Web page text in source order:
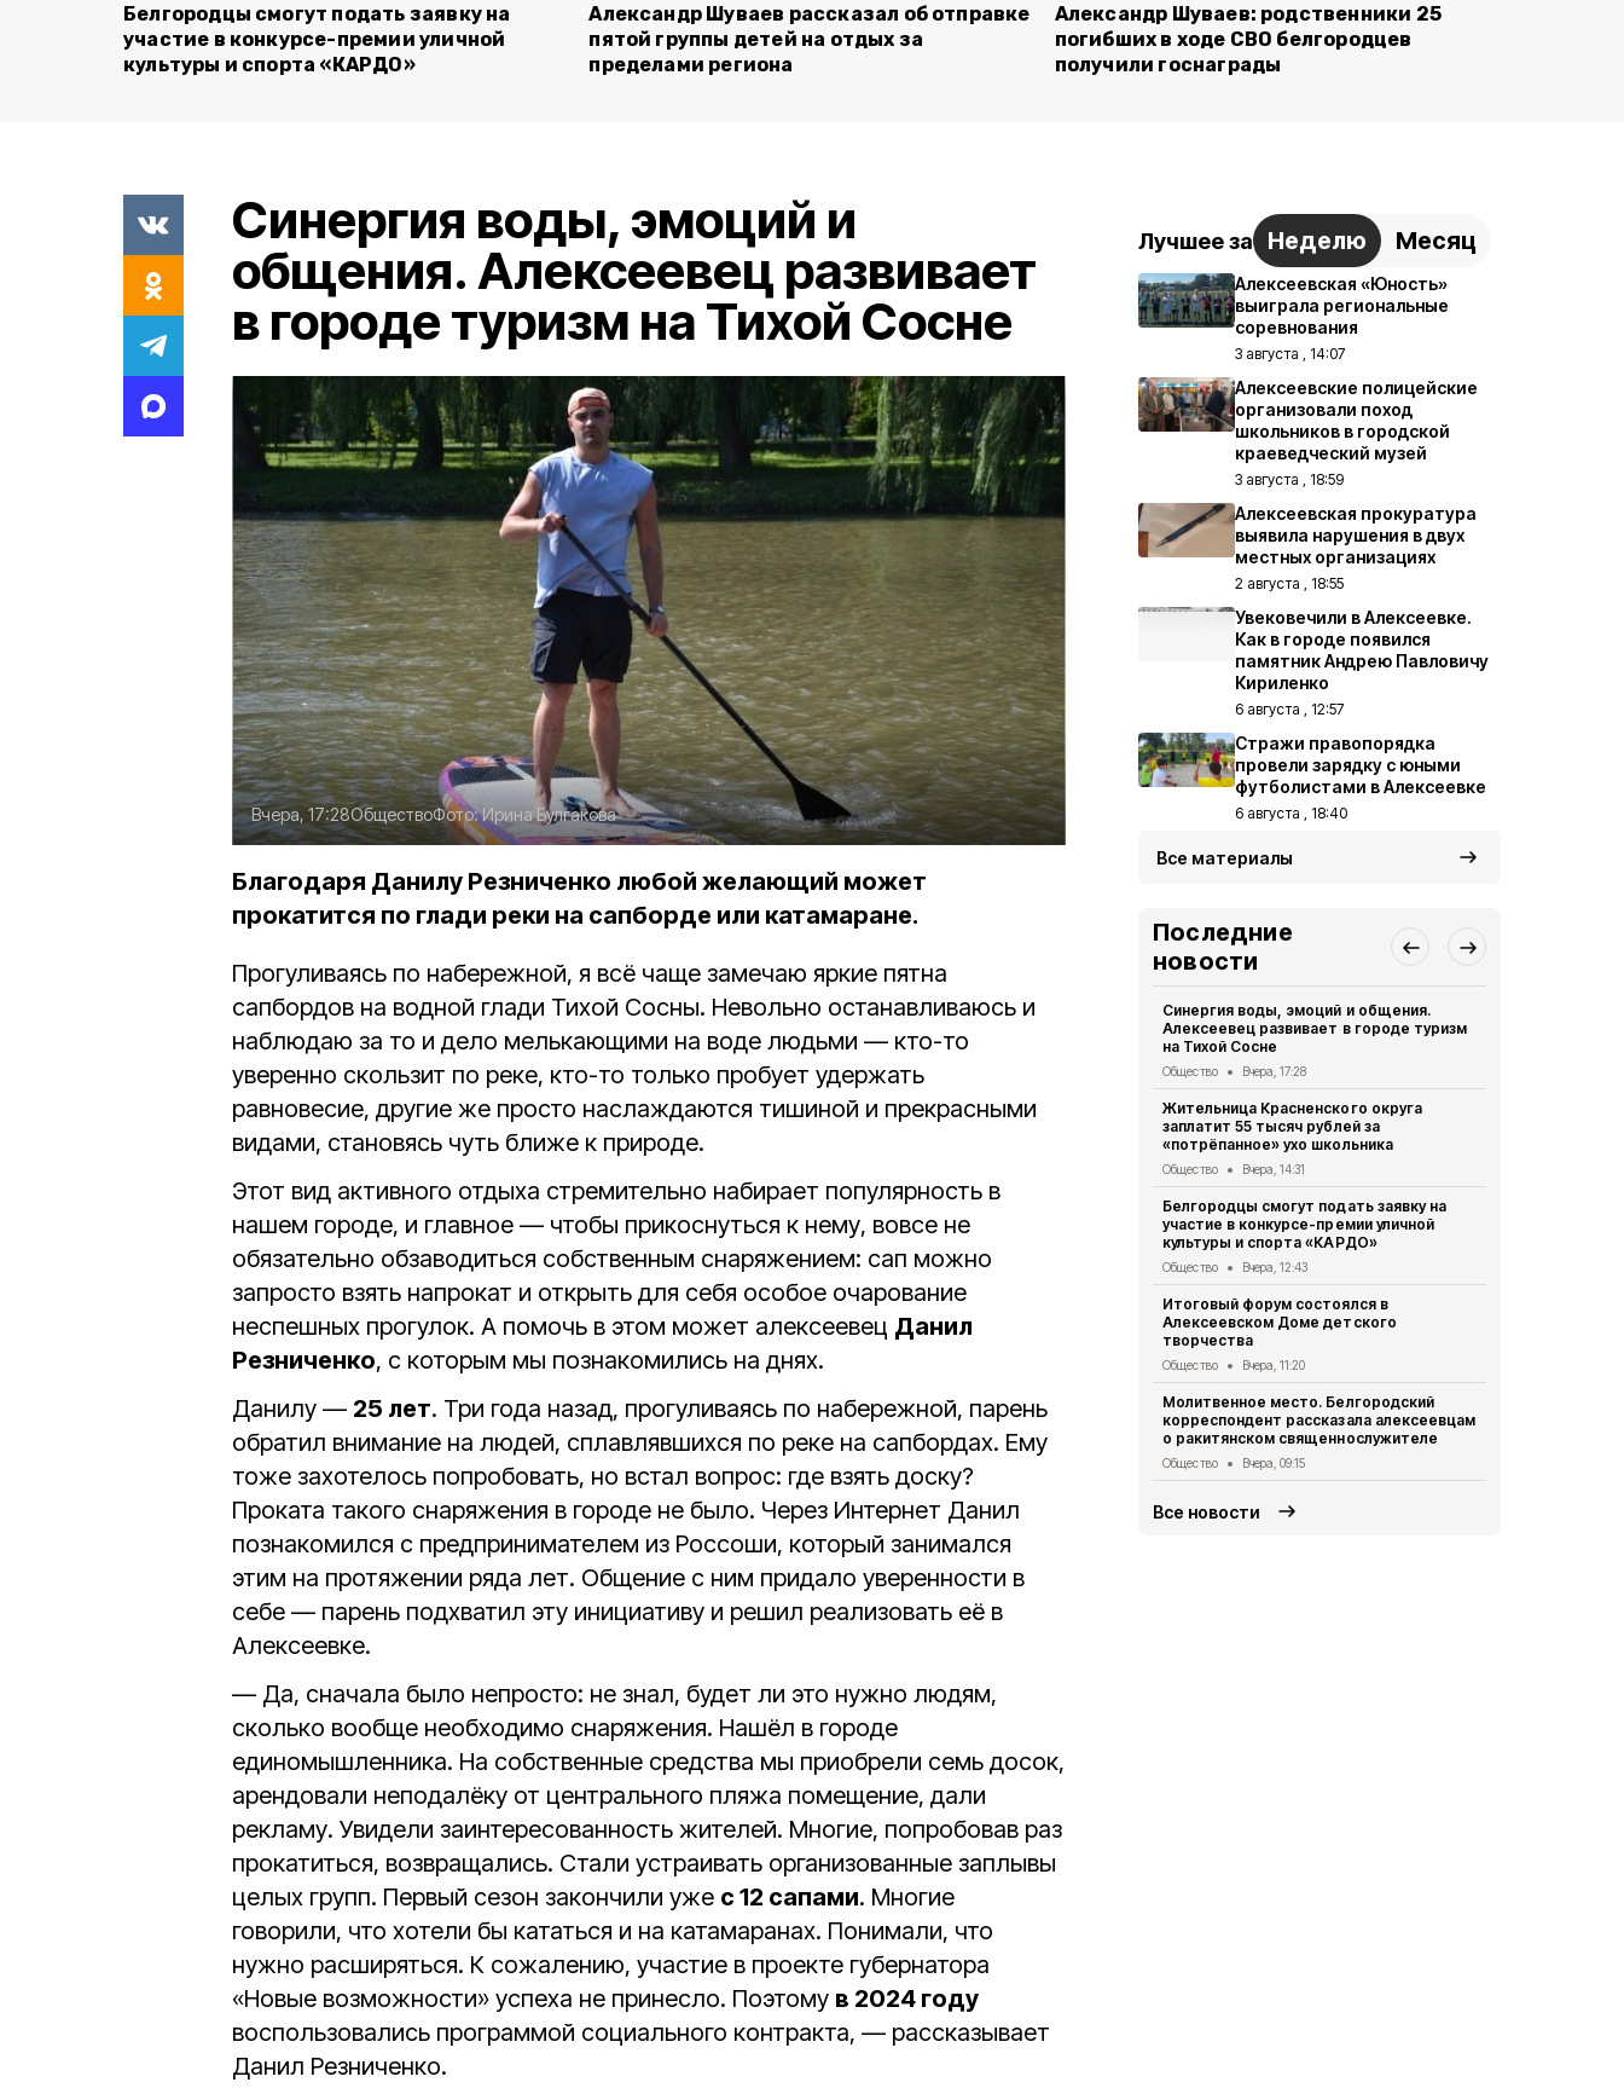
Белгородцы смогут подать заявку на
участие в конкурсе-премии уличной
культуры и спорта «КАРДО»
Александр Шуваев рассказал об отправке
пятой группы детей на отдых за
пределами региона
Александр Шуваев: родственники 25
погибших в ходе СВО белгородцев
получили госнаграды
Синергия воды, эмоций и
общения. Алексеевец развивает
в городе туризм на Тихой Сосне
Вчера, 17:28ОбществоФото:Ирина Булгакова
Благодаря Данилу Резниченко любой желающий может
прокатится по глади реки на сапборде или катамаране.
Прогуливаясь по набережной, я всё чаще замечаю яркие пятна
сапбордов на водной глади Тихой Сосны. Невольно останавливаюсь и
наблюдаю за то и дело мелькающими на воде людьми — кто-то
уверенно скользит по реке, кто-то только пробует удержать
равновесие, другие же просто наслаждаются тишиной и прекрасными
видами, становясь чуть ближе к природе.
Этот вид активного отдыха стремительно набирает популярность в
нашем городе, и главное — чтобы прикоснуться к нему, вовсе не
обязательно обзаводиться собственным снаряжением: сап можно
запросто взять напрокат и открыть для себя особое очарование
неспешных прогулок. А помочь в этом может алексеевец Данил
Резниченко, с которым мы познакомились на днях.
Данилу — 25 лет. Три года назад, прогуливаясь по набережной, парень
обратил внимание на людей, сплавлявшихся по реке на сапбордах. Ему
тоже захотелось попробовать, но встал вопрос: где взять доску?
Проката такого снаряжения в городе не было. Через Интернет Данил
познакомился с предпринимателем из Россоши, который занимался
этим на протяжении ряда лет. Общение с ним придало уверенности в
себе — парень подхватил эту инициативу и решил реализовать её в
Алексеевке.
— Да, сначала было непросто: не знал, будет ли это нужно людям,
сколько вообще необходимо снаряжения. Нашёл в городе
единомышленника. На собственные средства мы приобрели семь досок,
арендовали неподалёку от центрального пляжа помещение, дали
рекламу. Увидели заинтересованность жителей. Многие, попробовав раз
прокатиться, возвращались. Стали устраивать организованные заплывы
целых групп. Первый сезон закончили уже с 12 сапами. Многие
говорили, что хотели бы кататься и на катамаранах. Понимали, что
нужно расширяться. К сожалению, участие в проекте губернатора
«Новые возможности» успеха не принесло. Поэтому в 2024 году
воспользовались программой социального контракта, — рассказывает
Данил Резниченко.
Лучшее за Неделю Месяц
Алексеевская «Юность»
выиграла региональные
соревнования
3 августа , 14:07
Алексеевские полицейские
организовали поход
школьников в городской
краеведческий музей
3 августа , 18:59
Алексеевская прокуратура
выявила нарушения в двух
местных организациях
2 августа , 18:55
Увековечили в Алексеевке.
Как в городе появился
памятник Андрею Павловичу
Кириленко
6 августа , 12:57
Стражи правопорядка
провели зарядку с юными
футболистами в Алексеевке
6 августа , 18:40
Все материалы
Последние
новости
Синергия воды, эмоций и общения.
Алексеевец развивает в городе туризм
на Тихой Сосне
Общество Вчера, 17:28
Жительница Красненского округа
заплатит 55 тысяч рублей за
«потрёпанное» ухо школьника
Общество Вчера, 14:31
Белгородцы смогут подать заявку на
участие в конкурсе-премии уличной
культуры и спорта «КАРДО»
Общество Вчера, 12:43
Итоговый форум состоялся в
Алексеевском Доме детского
творчества
Общество Вчера, 11:20
Молитвенное место. Белгородский
корреспондент рассказала алексеевцам
о ракитянском священнослужителе
Общество Вчера, 09:15
Все новости